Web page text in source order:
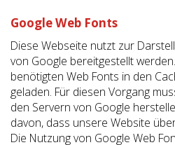
Google Web Fonts
Diese Webseite nutzt zur
von Google bereitgestellt
benötigten Web Fonts in den
geladen. Für diesen Vorgang
den Servern von Google
davon, dass unsere Website
Die Nutzung von Google Web